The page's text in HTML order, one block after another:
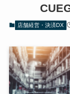
店舗経営・決済DX